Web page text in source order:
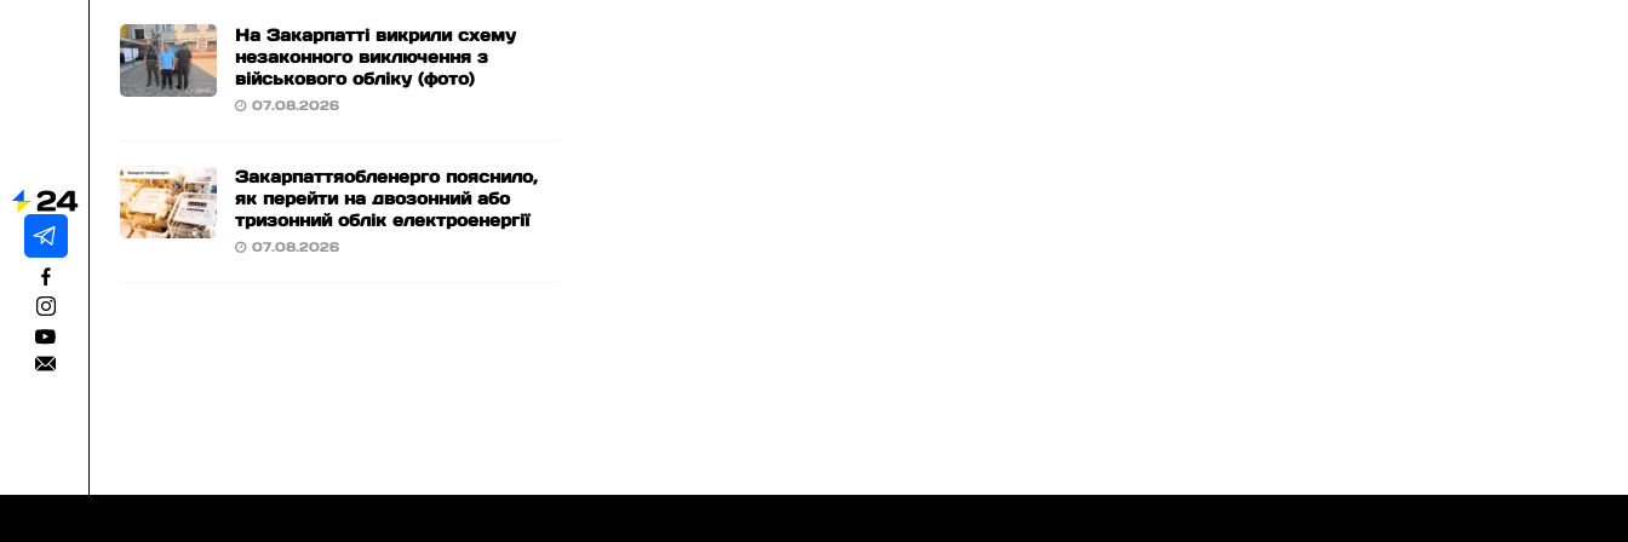
На Закарпатті викрили схему
незаконного виключення з
військового обліку (фото)
07.08.2026
Закарпаттяобленерго пояснило,
як перейти на двозонний або
тризонний облік електроенергії
07.08.2026